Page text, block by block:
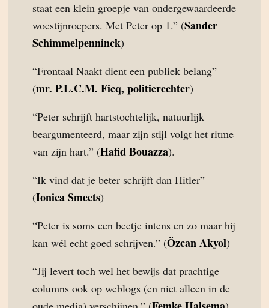
staat een klein groepje van ondergewaardeerde
woestijnroepers. Met Peter op 1.” (Sander
Schimmelpenninck)
“Frontaal Naakt dient een publiek belang”
(mr. P.L.C.M. Ficq, politierechter)
“Peter schrijft hartstochtelijk, natuurlijk
beargumenteerd, maar zijn stijl volgt het ritme
van zijn hart.” (Hafid Bouazza).
“Ik vind dat je beter schrijft dan Hitler”
(Ionica Smeets)
“Peter is soms een beetje intens en zo maar hij
kan wél echt goed schrijven.” (Özcan Akyol)
“Jij levert toch wel het bewijs dat prachtige
columns ook op weblogs (en niet alleen in de